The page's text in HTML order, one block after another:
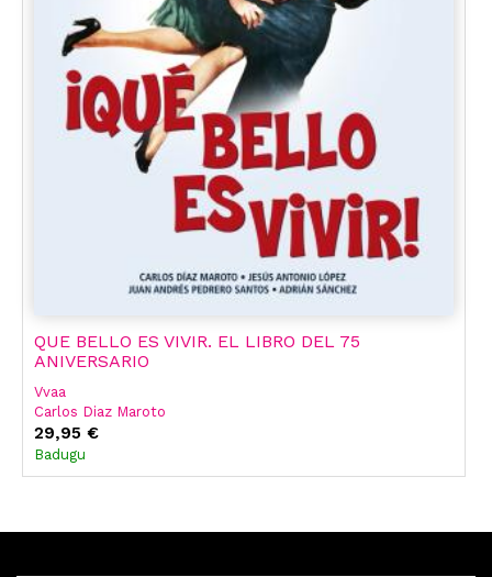
QUE BELLO ES VIVIR. EL LIBRO DEL 75
ANIVERSARIO
Vvaa
Carlos Diaz Maroto
Jesus Antonio Lopez
Juan Andrés Pedrero Sánchez
29,95 €
Badugu